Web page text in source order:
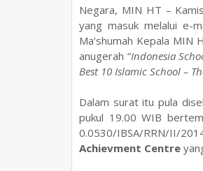
Negara, MIN HT –
yang masuk melalui e-
Ma’shumah Kepala
anugerah “Indonesia
Best 10 Islamic School –
Dalam surat itu pula
pukul 19.00 WIB
0.0530/IBSA/RRN/II/
Achievment Centre